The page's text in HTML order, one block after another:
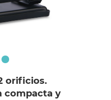
orificios.
compacta y